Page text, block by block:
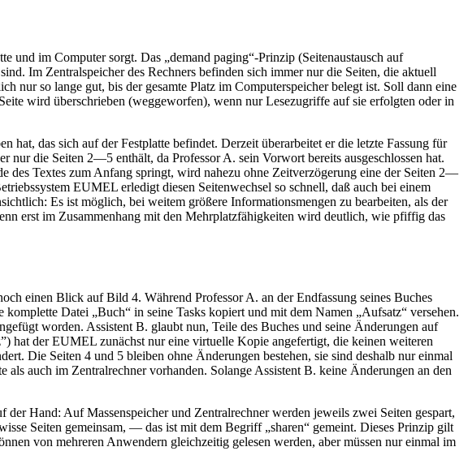
und im Computer sorgt. Das „demand paging“-Prinzip (Seitenaustausch auf
Im Zentralspeicher des Rechners befinden sich immer nur die Seiten, die aktuell
nur so lange gut, bis der gesamte Platz im Computerspeicher belegt ist. Soll dann eine
wird überschrieben (weggeworfen), wenn nur Lesezugriffe auf sie erfolgten oder in
das sich auf der Festplatte befindet. Derzeit überarbeitet er die letzte Fassung für
die Seiten 2—5 enthält, da Professor A. sein Vorwort bereits ausgeschlossen hat.
des Textes zum Anfang springt, wird nahezu ohne Zeitverzögerung eine der Seiten 2—
EUMEL erledigt diesen Seitenwechsel so schnell, daß auch bei einem
Es ist möglich, bei weitem größere Informationsmengen zu bearbeiten, als der
erst im Zusammenhang mit den Mehrplatzfähigkeiten wird deutlich, wie pfiffig das
einen Blick auf Bild 4. Während Professor A. an der Endfassung seines Buches
Datei „Buch“ in seine Tasks kopiert und mit dem Namen „Aufsatz“ versehen.
worden. Assistent B. glaubt nun, Teile des Buches und seine Änderungen auf
hat der EUMEL zunächst nur eine virtuelle Kopie angefertigt, die keinen weiteren
Die Seiten 4 und 5 bleiben ohne Änderungen bestehen, sie sind deshalb nur einmal
auch im Zentralrechner vorhanden. Solange Assistent B. keine Änderungen an den
Hand: Auf Massenspeicher und Zentralrechner werden jeweils zwei Seiten gespart,
Seiten gemeinsam, — das ist mit dem Begriff „sharen“ gemeint. Dieses Prinzip gilt
von mehreren Anwendern gleichzeitig gelesen werden, aber müssen nur einmal im